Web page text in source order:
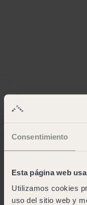
Consentimiento
Esta página web
Utilizamos cookies
uso del sitio web y